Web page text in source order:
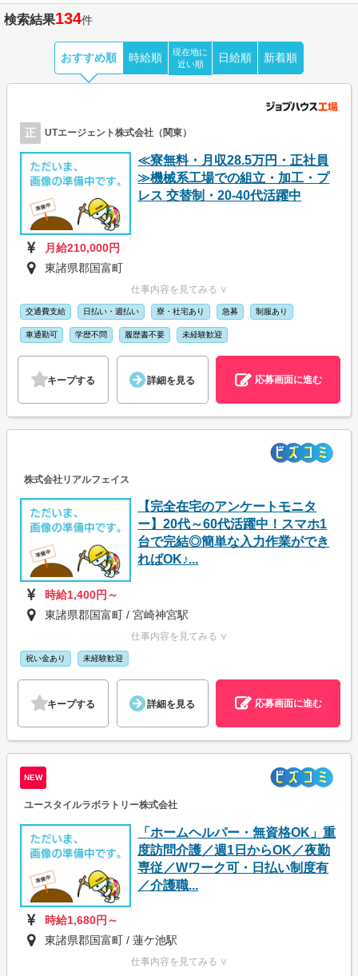
検索結果134件
おすすめ順 時給順
現在地に
近い順
日給順 新着順
正 UTエージェント株式会社（関東）
≪寮無料・月収28.5万円・正社員
≫機械系工場での組立・加工・プ
レス 交替制・20-40代活躍中
月給210,000円
東諸県郡国富町
仕事内容を見てみる ∨
交通費支給 日払い・週払い 寮・社宅あり 急募 制服あり
車通勤可 学歴不問 履歴書不要 未経験歓迎
キープする 詳細を見る 応募画面に進む
株式会社リアルフェイス
【完全在宅のアンケートモニタ
ー】20代～60代活躍中！スマホ1
台で完結◎簡単な入力作業ができ
ればOK♪...
時給1,400円～
東諸県郡国富町 / 宮崎神宮駅
仕事内容を見てみる ∨
祝い金あり 未経験歓迎
キープする 詳細を見る 応募画面に進む
NEW
ユースタイルラボラトリー株式会社
「ホームヘルパー・無資格OK」重
度訪問介護／週1日からOK／夜勤
専従／Wワーク可・日払い制度有
／介護職...
時給1,680円～
東諸県郡国富町 / 蓮ケ池駅
仕事内容を見てみる ∨